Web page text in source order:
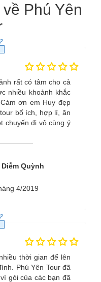
Phú Yên
rất có tâm cho cả
nhiều khoảnh khắc
ơn em Huy đẹp
bổ ích, hợp lí, ăn
chuyến đi vô cùng ý
Quỳnh
4/2019
thời gian để lên
Phú Yên Tour đã
gói của các bạn đã